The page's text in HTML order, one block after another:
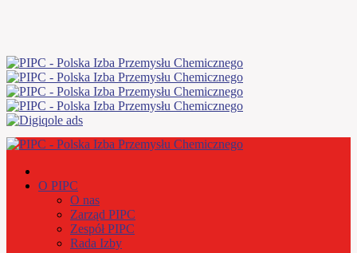
O PIPC
O nas
Zarząd PIPC
Zespół PIPC
Rada Izby